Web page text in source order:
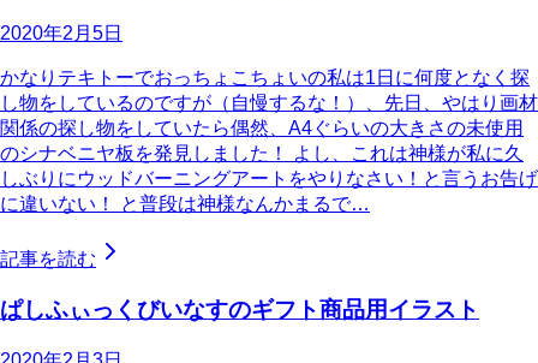
2020年2月5日
かなりテキトーでおっちょこちょいの私は1日に何度となく探
し物をしているのですが（自慢するな！）、先日、やはり画材
関係の探し物をしていたら偶然、A4ぐらいの大きさの未使用
のシナベニヤ板を発見しました！ よし、これは神様が私に久
しぶりにウッドバーニングアートをやりなさい！と言うお告げ
に違いない！ と普段は神様なんかまるで…
記事を読む
ぱしふぃっくびいなすのギフト商品用イラスト